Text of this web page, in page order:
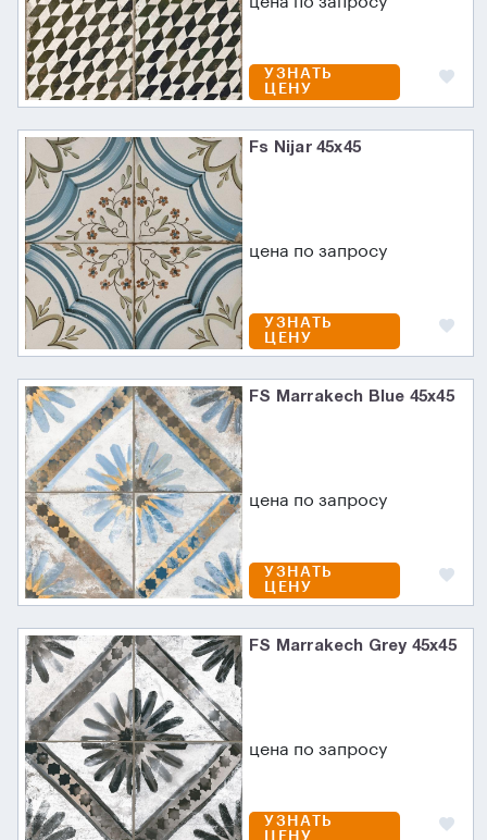
УЗНАТЬ
ЦЕНУ
Fs Nijar 45х45
цена по запросу
УЗНАТЬ
ЦЕНУ
FS Marrakech Blue 45x45
цена по запросу
УЗНАТЬ
ЦЕНУ
FS Marrakech Grey 45x45
цена по запросу
УЗНАТЬ